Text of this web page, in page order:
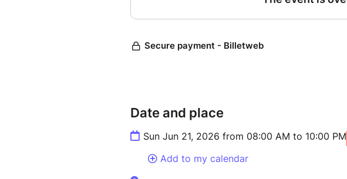
Date and place
Sun Jun 21, 2026 from 08:00 AM to 10:00 PM
Add to my calendar